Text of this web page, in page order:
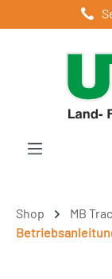
Zum Hauptinhalt
Shop
MB